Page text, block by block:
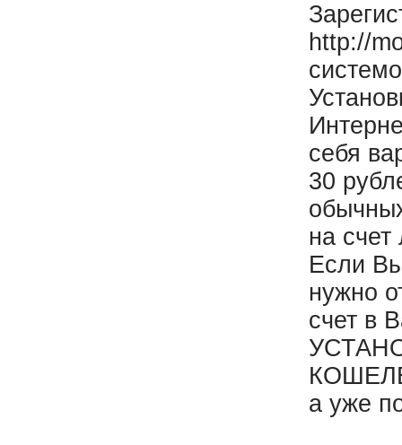
http://
себя
30
на
Если
нужно
счет в
а уже